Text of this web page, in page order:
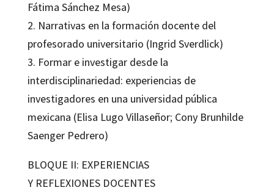
Fátima Sánchez Mesa)
2. Narrativas en la formación docente del
profesorado universitario (Ingrid Sverdlick)
3. Formar e investigar desde la
interdisciplinariedad: experiencias de
investigadores en una universidad pública
mexicana (Elisa Lugo Villaseñor; Cony Brunhilde
Saenger Pedrero)
BLOQUE II: EXPERIENCIAS
Y REFLEXIONES DOCENTES